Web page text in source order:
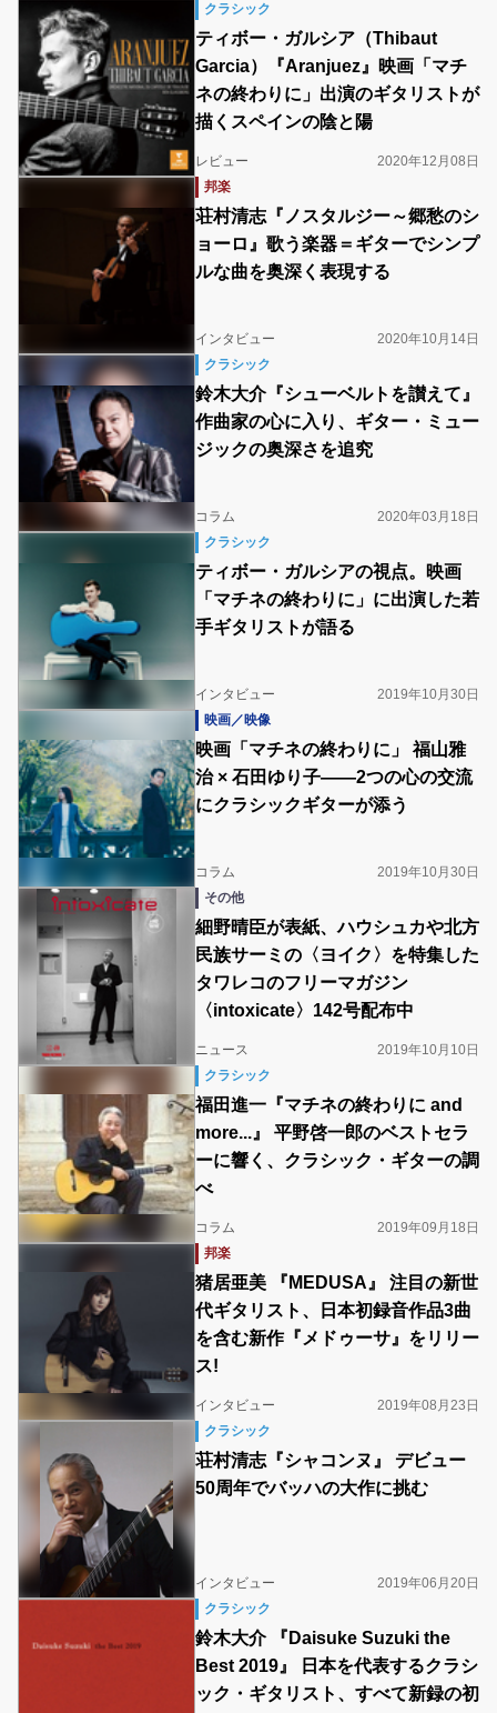
クラシック
ティボー・ガルシア（Thibaut
Garcia）『Aranjuez』映画「マチ
ネの終わりに」出演のギタリストが
描くスペインの陰と陽
レビュー
2020年12月08日
邦楽
荘村清志『ノスタルジー～郷愁のシ
ョーロ』歌う楽器＝ギターでシンプ
ルな曲を奥深く表現する
インタビュー
2020年10月14日
クラシック
鈴木大介『シューベルトを讃えて』
作曲家の心に入り、ギター・ミュー
ジックの奥深さを追究
コラム
2020年03月18日
クラシック
ティボー・ガルシアの視点。映画
「マチネの終わりに」に出演した若
手ギタリストが語る
インタビュー
2019年10月30日
映画／映像
映画「マチネの終わりに」 福山雅
治 × 石田ゆり子――2つの心の交流
にクラシックギターが添う
コラム
2019年10月30日
その他
細野晴臣が表紙、ハウシュカや北方
民族サーミの〈ヨイク〉を特集した
タワレコのフリーマガジン
〈intoxicate〉142号配布中
ニュース
2019年10月10日
クラシック
福田進一『マチネの終わりに and
more...』 平野啓一郎のベストセラ
ーに響く、クラシック・ギターの調
べ
コラム
2019年09月18日
邦楽
猪居亜美 『MEDUSA』 注目の新世
代ギタリスト、日本初録音作品3曲
を含む新作『メドゥーサ』をリリー
ス!
インタビュー
2019年08月23日
クラシック
荘村清志『シャコンヌ』 デビュー
50周年でバッハの大作に挑む
インタビュー
2019年06月20日
クラシック
鈴木大介 『Daisuke Suzuki the
Best 2019』 日本を代表するクラシ
ック・ギタリスト、すべて新録の初